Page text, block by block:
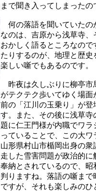
まで聞き入ってしまった
何の落語を聞いていたの
なのは、吉原から浅草寺
おかしく語るところなの
たりするのが、地理と歴
楽しい噺でもあるのです。
昨夜は久しぶりに柳亭市
がテクテク歩いてゆく場
前の「江川の玉乗り」が
す。また、その後に浅草
題に仁王門様が内職でワ
っていることで、この大
山形県村山市楯岡出身の
走した雪害問題が政治的
奉納とされているので、
判りますね。落語の噺ま
ですが、それも楽しみの